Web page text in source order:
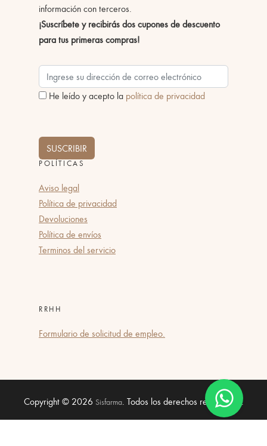
información con terceros.
¡Suscríbete y recibirás dos cupones de descuento
para tus primeras compras!
He leído y acepto la política de privacidad
SUSCRIBIR
POLÍTICAS
Aviso legal
Política de privacidad
Devoluciones
Política de envíos
Terminos del servicio
RRHH
Formulario de solicitud de empleo.
Copyright © 2026 Sisfarma. Todos los derechos reservados.